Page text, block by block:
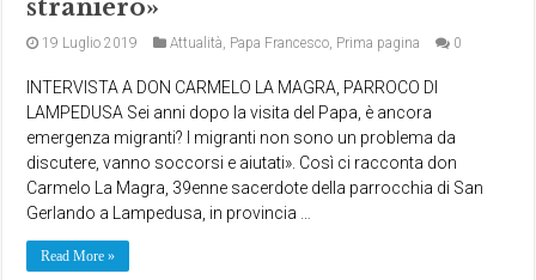
straniero»
19 Luglio 2019 Attualità, Papa Francesco, Prima pagina 0
INTERVISTA A DON CARMELO LA MAGRA, PARROCO DI
LAMPEDUSA Sei anni dopo la visita del Papa, è ancora
emergenza migranti? I migranti non sono un problema da
discutere, vanno soccorsi e aiutati». Così ci racconta don
Carmelo La Magra, 39enne sacerdote della parrocchia di San
Gerlando a Lampedusa, in provincia …
Read More »